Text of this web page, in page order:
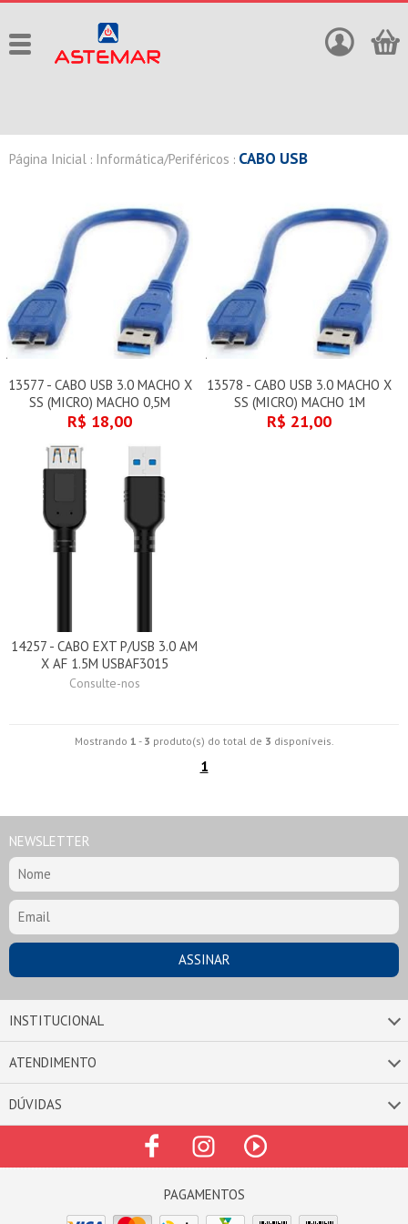
Página Inicial : Informática/Periféricos : CABO USB
13577 - CABO USB 3.0 MACHO X
SS (MICRO) MACHO 0,5M
R$ 18,00
13578 - CABO USB 3.0 MACHO X
SS (MICRO) MACHO 1M
R$ 21,00
14257 - CABO EXT P/USB 3.0 AM
X AF 1.5M USBAF3015
Consulte-nos
Mostrando 1 - 3 produto(s) do total de 3 disponíveis.
1
NEWSLETTER
INSTITUCIONAL
ATENDIMENTO
DÚVIDAS